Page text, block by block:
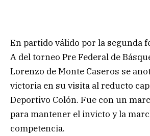
En partido válido por la segunda
A del torneo Pre Federal de
Lorenzo de Monte Caseros se
victoria en su visita al reducto
Deportivo Colón. Fue con un
para mantener el invicto y la
competencia.